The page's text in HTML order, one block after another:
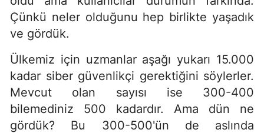
Çünkü neler olduğunu hep birlikte yaşadık
ve gördük.
Ülkemiz için uzmanlar aşağı yukarı 15.000
kadar siber güvenlikçi gerektiğini söylerler.
Mevcut olan sayısı ise 300-400
bilemediniz 500 kadardır. Ama dün ne
gördük? Bu 300-500'ün de aslında